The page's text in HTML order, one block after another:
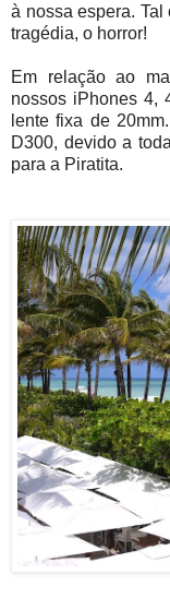
à nossa espera. Tal
tragédia, o horror!
Em relação ao
nossos iPhones 4,
lente fixa de
D300, devido a
para a Piratita.